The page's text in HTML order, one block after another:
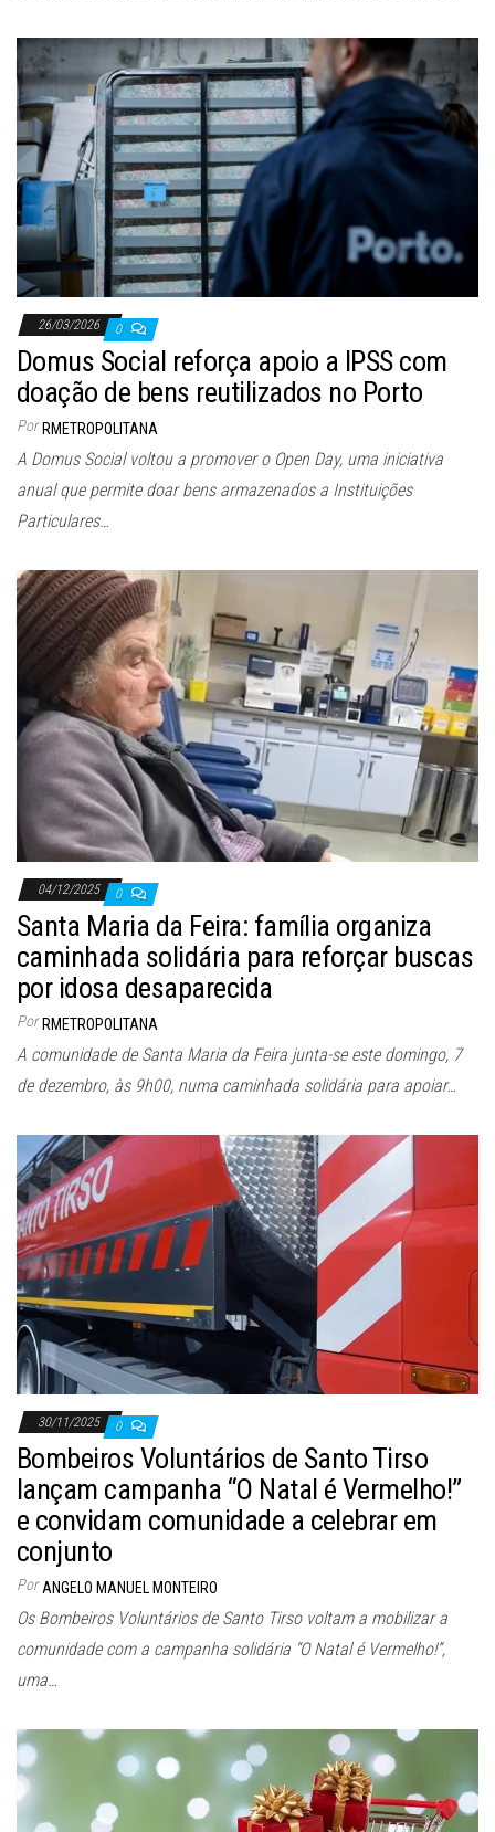
26/03/2026 0
Domus Social reforça apoio a IPSS com
doação de bens reutilizados no Porto
Por RMETROPOLITANA
A Domus Social voltou a promover o Open Day, uma iniciativa
anual que permite doar bens armazenados a Instituições
Particulares…
04/12/2025 0
Santa Maria da Feira: família organiza
caminhada solidária para reforçar buscas
por idosa desaparecida
Por RMETROPOLITANA
A comunidade de Santa Maria da Feira junta-se este domingo, 7
de dezembro, às 9h00, numa caminhada solidária para apoiar…
30/11/2025 0
Bombeiros Voluntários de Santo Tirso
lançam campanha “O Natal é Vermelho!”
e convidam comunidade a celebrar em
conjunto
Por ANGELO MANUEL MONTEIRO
Os Bombeiros Voluntários de Santo Tirso voltam a mobilizar a
comunidade com a campanha solidária “O Natal é Vermelho!”,
uma…